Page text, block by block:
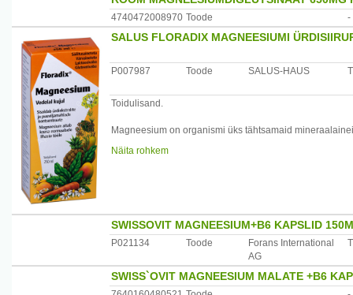
4740472008970 Toode -
SALUS FLORADIX MAGNEESIUMI
P007987 Toode SALUS-HAUS
Toidulisand.
Magneesium on organismi üks tähtsamaid
imendub seedesüsteemis kiiremini ja magneesiumi
taimetoitlastele.
Sisaldab (20-100 ml): magneesium 250 mg - 1250 mg
* - % päevasest soovitatavast kogusest täiskasvanutele
Näita rohkem
SWISSOVIT MAGNEESIUM+B6 KAPSLID
P021134 Toode
Forans International
AG
SWISS`OVIT MAGNEESIUM MALATE +B6